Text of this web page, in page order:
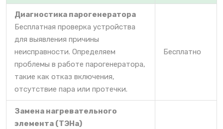
Диагностика парогенератора
Бесплатная проверка устройства
для выявления причины
неисправности. Определяем
проблемы в работе парогенератора,
такие как отказ включения,
отсутствие пара или протечки.
Бесплатно
Замена нагревательного
элемента (ТЭНа)